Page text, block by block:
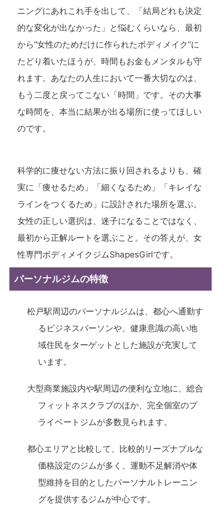
ニングにあれこれ手を出して、「結局どれも決定
的な変化が出なかった」と悩むくらいなら、最初
から“女性のためだけに作られたボディメイク”に
たどり着いたほうが、時間もお金もメンタルも守
れます。あなたの人生において一番大切なのは、
もう二度と戻ってこない「時間」です。その大事
な時間を、本当に結果が出る場所に使ってほしい
のです。
科学的に痩せない方法に振り回されるよりも、確
実に「痩せるため」「細くなるため」「キレイな
ラインをつくるため」に設計された場所を選ぶ。
女性の正しい選択は、迷子になることではなく、
最初から正解ルートを選ぶこと。その答えが、女
性専門ボディメイクジムShapesGirlです。
パーソナルジムの特徴
松戸駅周辺のパーソナルジムは、都心へ通勤す
るビジネスパーソンや、健康意識の高い地
域住民をターゲットとした施設が充実して
います。
大型商業施設内や駅周辺の便利な立地に、総合
フィットネスクラブのほか、完全個室のプ
ライベートジムが多数見られます。
都心エリアと比較して、比較的リーズナブルな
価格設定のジムが多く、運動不足解消や体
型維持を目的としたパーソナルトレーニン
グを提供するジムが中心です。